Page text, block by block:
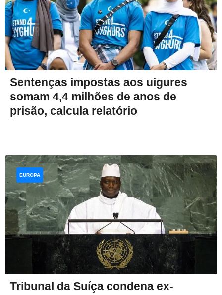
Sentenças impostas aos uigures
somam 4,4 milhões de anos de
prisão, calcula relatório
Tribunal da Suíça condena ex-
EUROPA